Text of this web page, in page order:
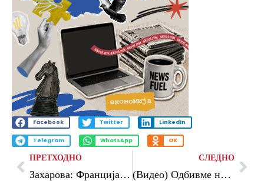
Facebook Twitter LinkedIn
Telegram WhatsApp OK
ПРЕТХОДНО
Захарова: Франција ја подготвува војската за судир со Русија
СЛЕДНО
(Видео) Одбивме непријателски дронови упатени кон Москва, соопшти градоначалникот